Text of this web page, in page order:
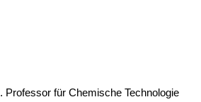
Professor für Chemische Technologie